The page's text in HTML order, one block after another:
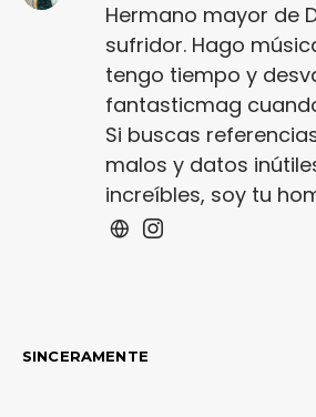
Hermano mayor de
sufridor. Hago
tengo tiempo y
fantasticmag
Si buscas
malos y datos
increíbles, soy tu
SINCERAMENTE